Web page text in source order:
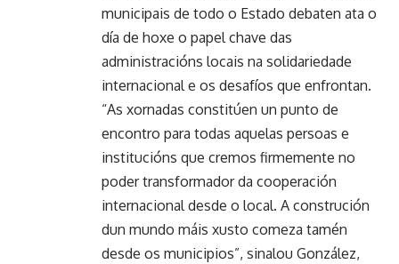
municipais de todo o Estado debaten ata o
día de hoxe o papel chave das
administracións locais na solidariedade
internacional e os desafíos que enfrontan.
“As xornadas constitúen un punto de
encontro para todas aquelas persoas e
institucións que cremos firmemente no
poder transformador da cooperación
internacional desde o local. A construción
dun mundo máis xusto comeza tamén
desde os municipios”, sinalou González,